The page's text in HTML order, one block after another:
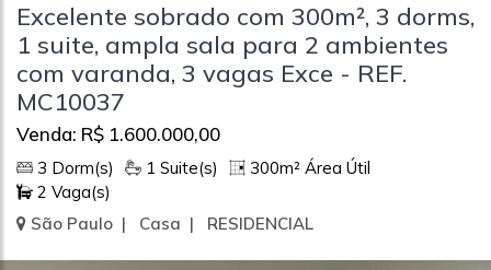
Excelente sobrado com 300m², 3 dorms,
1 suite, ampla sala para 2 ambientes
com varanda, 3 vagas Exce - REF.
MC10037
Venda: R$ 1.600.000,00
3 Dorm(s) 1 Suite(s)
300m² Área Útil
2 Vaga(s)
São Paulo | Casa | RESIDENCIAL